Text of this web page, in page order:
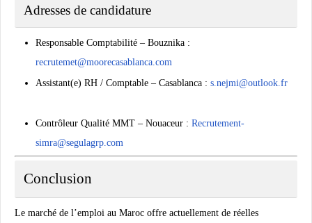
Adresses de candidature
Responsable Comptabilité – Bouznika :
recrutemet@moorecasablanca.com
Assistant(e) RH / Comptable – Casablanca : s.nejmi@outlook.fr
Contrôleur Qualité MMT – Nouaceur : Recrutement-
simra@segulagrp.com
Conclusion
Le marché de l’emploi au Maroc offre actuellement de réelles